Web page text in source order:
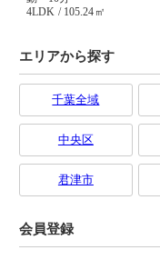
エリアから探す
千葉全域
中央区
君津市
会員登録